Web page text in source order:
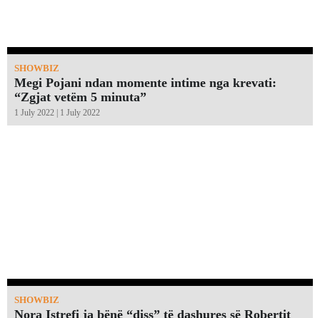
SHOWBIZ
Megi Pojani ndan momente intime nga krevati:
“Zgjat vetëm 5 minuta”￼
1 July 2022 | 1 July 2022
SHOWBIZ
Nora Istrefi ja bënë “diss” të dashures së Robertit